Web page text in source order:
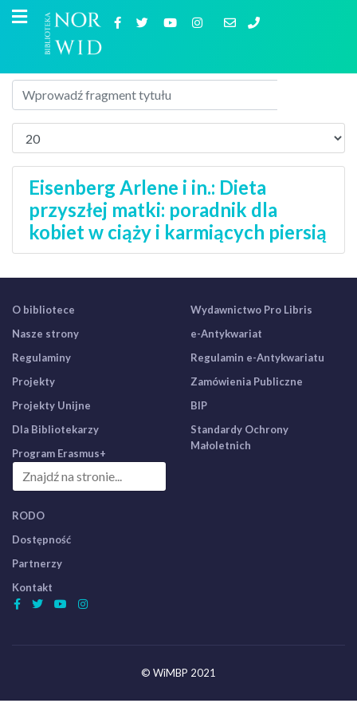
Eisenberg Arlene i in.: Dieta
przyszłej matki: poradnik dla
kobiet w ciąży i karmiących piersią
O bibliotece
Nasze strony
Regulaminy
Projekty
Projekty Unijne
Dla Bibliotekarzy
Program Erasmus+
Wydawnictwo Pro Libris
e-Antykwariat
Regulamin e-Antykwariatu
Zamówienia Publiczne
BIP
Standardy Ochrony
Małoletnich
RODO
Dostępność
Partnerzy
Kontakt
© WiMBP 2021